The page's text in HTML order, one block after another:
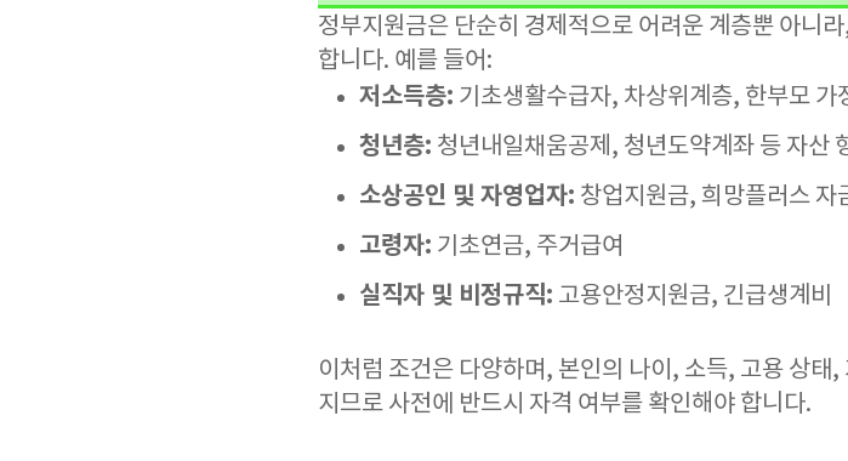
정부지원금은 단순히 경제적으로 어려운 계층뿐 아니
합니다. 예를 들어:
저소득층: 기초생활수급자, 차상위계층, 한부모 가
청년층: 청년내일채움공제, 청년도약계좌 등 자산
소상공인 및 자영업자: 창업지원금, 희망플러스 자
고령자: 기초연금, 주거급여
실직자 및 비정규직: 고용안정지원금, 긴급생계비
이처럼 조건은 다양하며, 본인의 나이, 소득, 고용 상태
지므로 사전에 반드시 자격 여부를 확인해야 합니다.